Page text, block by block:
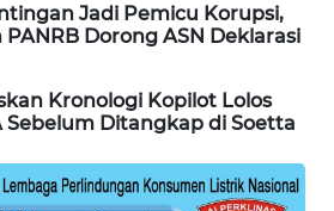
Jadi Pemicu Korupsi,
Dorong ASN Deklarasi
Kronologi Kopilot Lolos
Sebelum Ditangkap di Soetta